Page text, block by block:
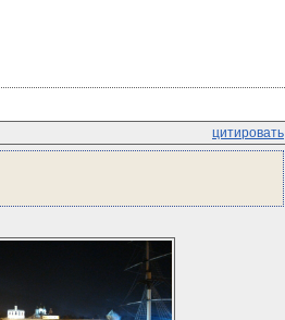
цитировать